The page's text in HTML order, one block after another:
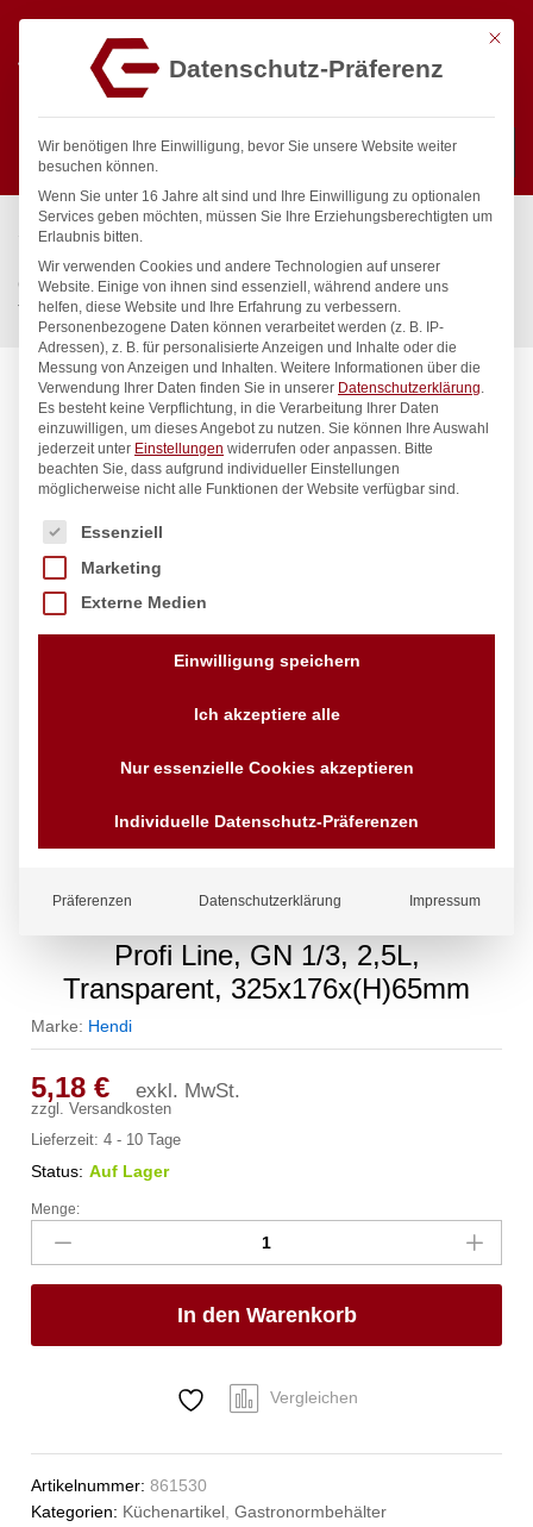
Suchen
Start / Gastronomiebedarf & Gastro Geräte für Profis
Küchenartikel
Gastronormbehälter
/
Gastronorm-Behälter 1/3, HENDI, Profi Line, GN 1/3, 2,5L,
Transparent, 325x176x(H)65mm
Profi Line, GN 1/3, 2,5L,
Transparent, 325x176x(H)65mm
Marke: Hendi
5,18€ exkl. MwSt.
zzgl.Versandkosten
Lieferzeit:4 - 10 Tage
Status: Auf Lager
Gastronorm-
Behälter
1/3,
HENDI,
Line,
Transparent,
325x176x(H)65mm
Anzahl
Menge:
In den Warenkorb
Vergleichen
Artikelnummer:861530
Kategorien: Küchenartikel,Gastronormbehälter
Mit
Datenschutz-Präferenz
Wir benötigen Ihre Einwilligung, bevor Sie unsere Website weiter
besuchen können.
Wenn Sie unter 16 Jahre alt sind und Ihre Einwilligung zu optionalen
Services geben möchten, müssen Sie Ihre Erziehungsberechtigten um
Erlaubnis bitten.
Wir verwenden Cookies und andere Technologien auf unserer
Website. Einige von ihnen sind essenziell, während andere uns
helfen, diese Website und Ihre Erfahrung zu verbessern.
Personenbezogene Daten können verarbeitet werden (z. B. IP-
Adressen), z. B. für personalisierte Anzeigen und Inhalte oder die
Messung von Anzeigen und Inhalten. Weitere Informationen über die
Verwendung Ihrer Daten finden Sie in unserer Datenschutzerklärung.
Es besteht keine Verpflichtung, in die Verarbeitung Ihrer Daten
einzuwilligen, um dieses Angebot zu nutzen. Sie können Ihre Auswahl
jederzeit unter Einstellungen widerrufen oder anpassen. Bitte
beachten Sie, dass aufgrund individueller Einstellungen
möglicherweise nicht alle Funktionen der Website verfügbar sind.
Es folgt eine Liste der Service-Gruppen, für die eine
Essenziell
Marketing
Externe Medien
Einwilligung speichern
Ich akzeptiere alle
Nur essenzielle Cookies akzeptieren
Individuelle Datenschutz-Präferenzen
Präferenzen Datenschutzerklärung Impressum